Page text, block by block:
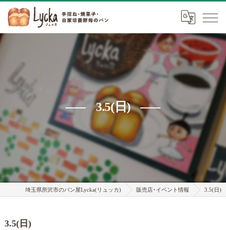
3.5(日)
埼玉県所沢市のパン屋Lycka(リュッカ) 販売店･イベント情報 3.5(日)
3.5(日)